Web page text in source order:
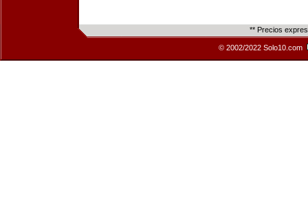
** Precios
© 2002/2022 Solo10.com